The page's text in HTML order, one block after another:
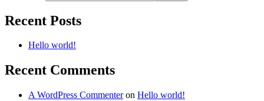
Recent Posts
Hello world!
Recent Comments
A WordPress Commenteron Hello world!